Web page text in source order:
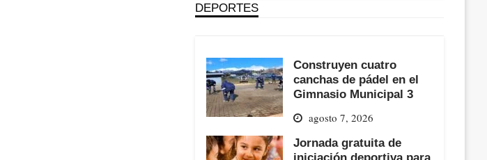
DEPORTES
Construyen cuatro
canchas de pádel en el
Gimnasio Municipal 3
agosto 7, 2026
Jornada gratuita de
iniciación deportiva para